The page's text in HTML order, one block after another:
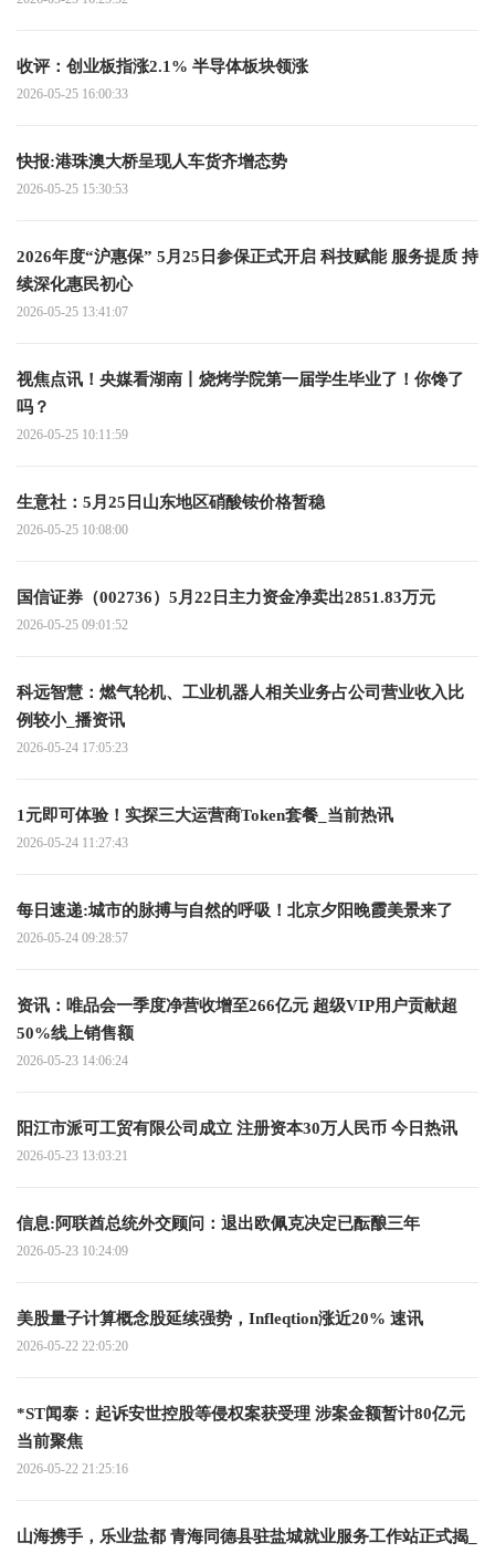
收评：创业板指涨2.1% 半导体板块领涨
2026-05-25 16:00:33
快报:港珠澳大桥呈现人车货齐增态势
2026-05-25 15:30:53
2026年度“沪惠保” 5月25日参保正式开启 科技赋能 服务提质 持
续深化惠民初心
2026-05-25 13:41:07
视焦点讯！央媒看湖南丨烧烤学院第一届学生毕业了！你馋了
吗？
2026-05-25 10:11:59
生意社：5月25日山东地区硝酸铵价格暂稳
2026-05-25 10:08:00
国信证券（002736）5月22日主力资金净卖出2851.83万元
2026-05-25 09:01:52
科远智慧：燃气轮机、工业机器人相关业务占公司营业收入比
例较小_播资讯
2026-05-24 17:05:23
1元即可体验！实探三大运营商Token套餐_当前热讯
2026-05-24 11:27:43
每日速递:城市的脉搏与自然的呼吸！北京夕阳晚霞美景来了
2026-05-24 09:28:57
资讯：唯品会一季度净营收增至266亿元 超级VIP用户贡献超
50%线上销售额
2026-05-23 14:06:24
阳江市派可工贸有限公司成立 注册资本30万人民币 今日热讯
2026-05-23 13:03:21
信息:阿联酋总统外交顾问：退出欧佩克决定已酝酿三年
2026-05-23 10:24:09
美股量子计算概念股延续强势，Infleqtion涨近20% 速讯
2026-05-22 22:05:20
*ST闻泰：起诉安世控股等侵权案获受理 涉案金额暂计80亿元
当前聚焦
2026-05-22 21:25:16
山海携手，乐业盐都 青海同德县驻盐城就业服务工作站正式揭_